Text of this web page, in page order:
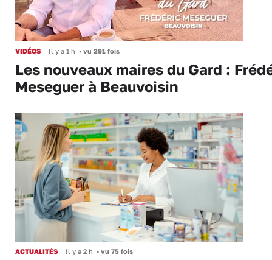
VIDÉOS Il y a 1 h • vu 291 fois
Les nouveaux maires du Gard :
Meseguer à Beauvoisin
ACTUALITÉS Il y a 2 h • vu 75 fois